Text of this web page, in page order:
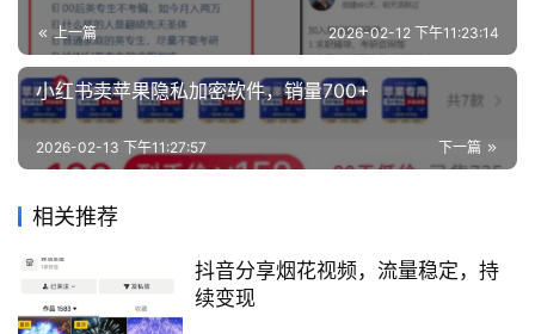
会
员
专
上一篇 2026-02-12 下午11:23:14
小红书卖苹果隐私加密软件，销量700+
下一篇
2026-02-13 下午11:27:57
相关推荐
抖音分享烟花视频，流量稳定，持
续变现